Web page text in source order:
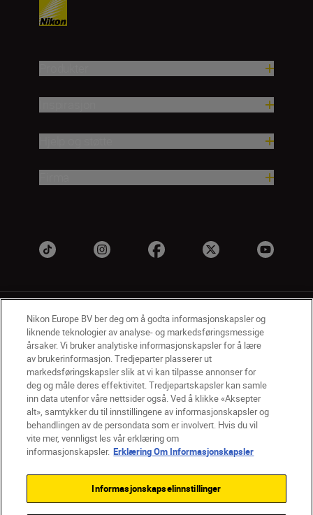
NO Nikon Sites
Kontakt oss Personvernerklæring
Bruksvilkår
Vilkår og betingelser for Nikon Store
Erklæring Om Informasjonskapsler
Tilgjengelighet
Innstillinger for informasjonskapsler
© 2026 Nikon
Back to top
Nikon Europe BV ber deg om å godta informasjonskapsler og
liknende teknologier av analyse- og markedsføringsmessige
årsaker. Vi bruker analytiske informasjonskapsler for å lære
av brukerinformasjon. Tredjeparter plasserer ut
markedsføringskapsler slik at vi kan tilpasse annonser for
deg og måle deres effektivitet. Tredjepartskapsler kan samle
inn data utenfor våre nettsider også. Ved å klikke «Aksepter
alt», samtykker du til innstillingene av informasjonskapsler og
behandlingen av de persondata som er involvert. Hvis du vil
vite mer, vennligst les vår erklæring om
informasjonskapsler. Erklæring Om Informasjonskapsler
Informasjonskapselinnstillinger